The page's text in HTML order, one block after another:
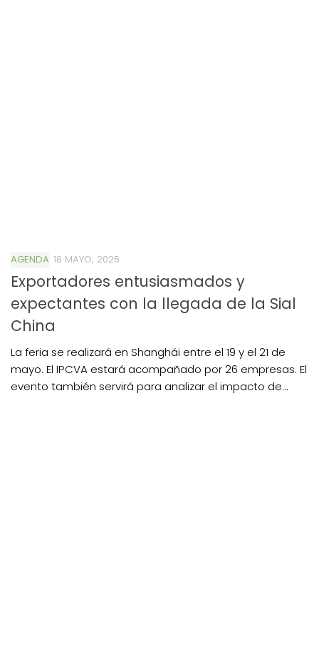
AGENDA 18 MAYO, 2025
Exportadores entusiasmados y
expectantes con la llegada de la Sial
China
La feria se realizará en Shanghái entre el 19 y el 21 de
mayo. El IPCVA estará acompañado por 26 empresas. El
evento también servirá para analizar el impacto de...